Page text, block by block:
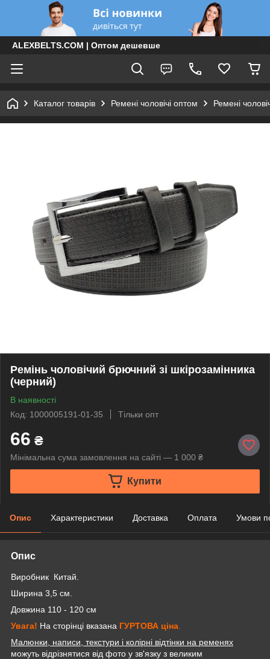
ALEXBELTS.COM | Оптом дешевше
Каталог товарів Ремені чоловічі оптом Ремені
Ремінь чоловічий брючний зі шкірозамінника
(черний)
В наявності
Код: 1000005191-01-35
Тільки опт
66 ₴
Мінімальна сума замовлення на сайті — 1 000 ₴
Купити
Опис Характеристики Доставка Оплата Умови
Опис
Виробник Китай.
Ширина 3,5 см.
Довжина 110 - 120 см
Увага! На сторінці вказана ГУРТОВА ціна
Малюнки, написи, текстури і колірні відтінки на ременях
можуть відрізнятися від фото у зв'язку з великим